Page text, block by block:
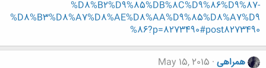
%D8%B2%D9%85%DB%8C%D9%86%D9%87-
%D8%B3%D8%A7%D8%AE%D8%AA%D9%85%D8%A7%D9
%86?p=8273490#post8273490
همراهی May 15, 2015